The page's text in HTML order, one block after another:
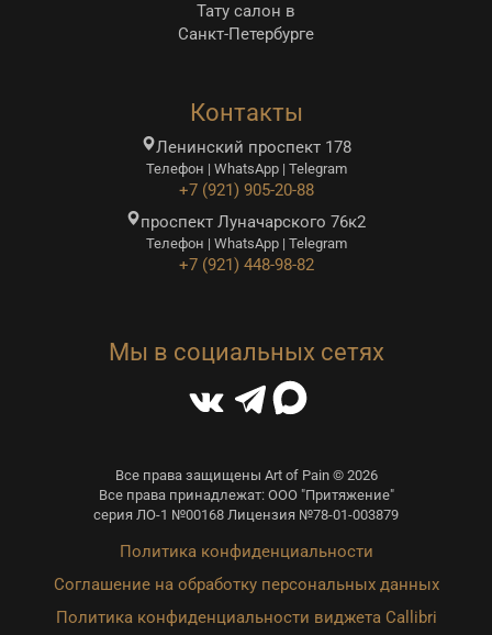
Тату салон в
Санкт-Петербурге
Контакты
Ленинский проспект 178
Телефон | WhatsApp | Telegram
+7 (921) 905-20-88
проспект Луначарского 76к2
Телефон | WhatsApp | Telegram
+7 (921) 448-98-82
Мы в социальных сетях
Все права защищены Art of Pain © 2026
Все права принадлежат: ООО "Притяжение"
серия ЛО-1 №00168 Лицензия №78-01-003879
Политика конфиденциальности
Соглашение на обработку персональных данных
Политика конфиденциальности виджета Callibri